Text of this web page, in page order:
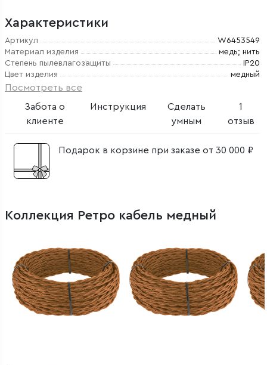
Характеристики
Артикул
W6453549
Материал изделия
медь; нить
Степень пылевлагозащиты
IP20
Цвет изделия
медный
Посмотреть все
Забота о
клиенте
Инструкция
Сделать
умным
1
отзыв
Подарок в корзине при заказе от 30 000 ₽
Коллекция Ретро кабель медный